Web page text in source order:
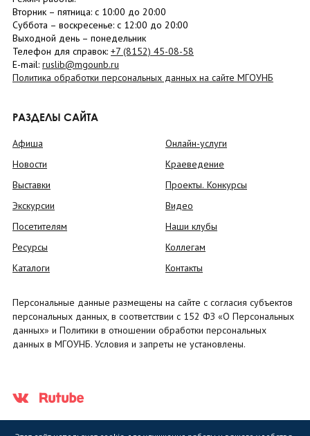
Вторник – пятница: с 10:00 до 20:00
Суббота – воскресенье: c 12:00 до 20:00
Выходной день – понедельник
Телефон для справок: +7 (8152) 45-08-58
E-mail: ruslib@mgounb.ru
Политика обработки персональных данных на сайте МГОУНБ
РАЗДЕЛЫ САЙТА
Афиша
Новости
Выставки
Экскурсии
Посетителям
Ресурсы
Каталоги
Онлайн-услуги
Краеведение
Проекты. Конкурсы
Видео
Наши клубы
Коллегам
Контакты
Персональные данные размещены на сайте с согласия субъектов
персональных данных, в соответствии с 152 ФЗ «О Персональных
данных» и Политики в отношении обработки персональных
данных в МГОУНБ. Условия и запреты не установлены.